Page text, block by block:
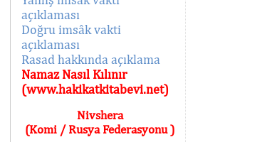
açıklaması
Doğru imsâk vakti
açıklaması
Rasad hakkında açıklama
Namaz Nasıl Kılınır
(www.hakikatkitabevi.net)
Nivshera
(Komi / Rusya Federasyonu )